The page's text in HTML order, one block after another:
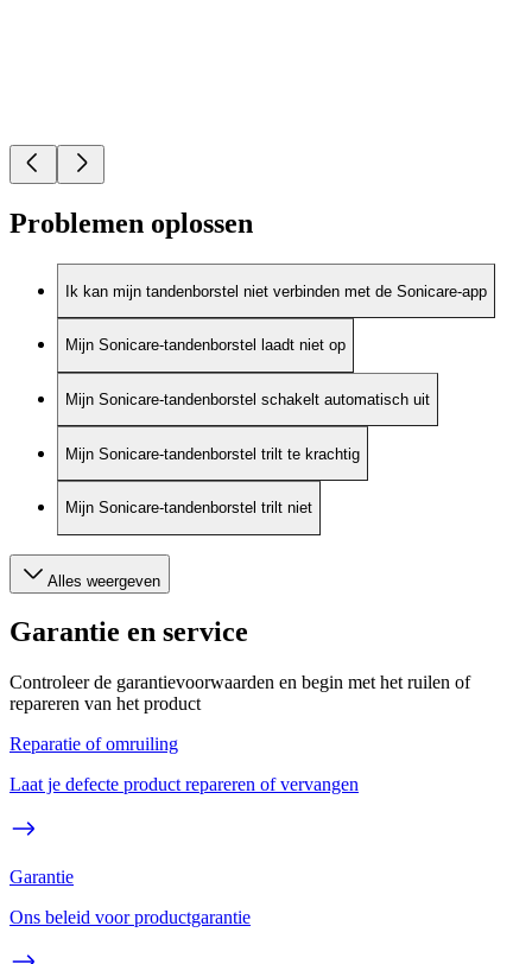
Problemen oplossen
Ik kan mijn tandenborstel niet verbinden met de Sonicare-app
Mijn Sonicare-tandenborstel laadt niet op
Mijn Sonicare-tandenborstel schakelt automatisch uit
Mijn Sonicare-tandenborstel trilt te krachtig
Mijn Sonicare-tandenborstel trilt niet
Alles weergeven
Garantie en service
Controleer de garantievoorwaarden en begin met het ruilen of
repareren van het product
Reparatie of omruiling
Laat je defecte product repareren of vervangen
Garantie
Ons beleid voor productgarantie